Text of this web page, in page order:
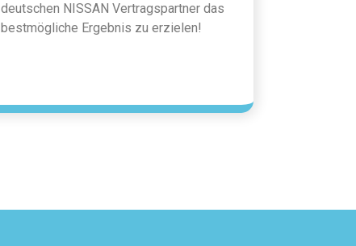
deutschen NISSAN Vertragspartner das
bestmögliche Ergebnis zu erzielen!